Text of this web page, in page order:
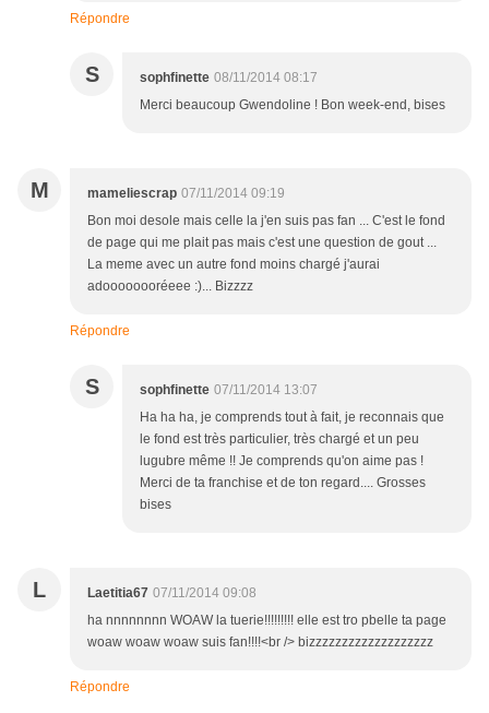
Répondre
S sophfinette 08/11/2014 08:17
Merci beaucoup Gwendoline ! Bon week-end, bises
M mameliescrap 07/11/2014 09:19
Bon moi desole mais celle la j'en suis pas fan ... C'est le fond
de page qui me plait pas mais c'est une question de gout ...
La meme avec un autre fond moins chargé j'aurai
adoooooooréeee :)... Bizzzz
Répondre
S sophfinette 07/11/2014 13:07
Ha ha ha, je comprends tout à fait, je reconnais que
le fond est très particulier, très chargé et un peu
lugubre même !! Je comprends qu'on aime pas !
Merci de ta franchise et de ton regard.... Grosses
bises
L Laetitia67 07/11/2014 09:08
ha nnnnnnnn WOAW la tuerie!!!!!!!!! elle est tro pbelle ta page
woaw woaw woaw suis fan!!!!<br /> bizzzzzzzzzzzzzzzzzzz
Répondre